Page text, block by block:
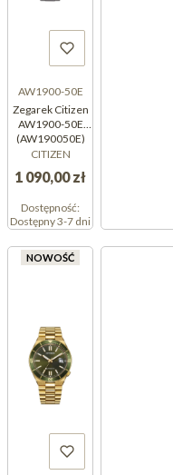
AW1900-50E
Zegarek Citizen
AW1900-50E
(AW190050E)
CITIZEN
1 090,00 zł
Dostępność:
Dostępny 3-7 dni
NOWOŚĆ